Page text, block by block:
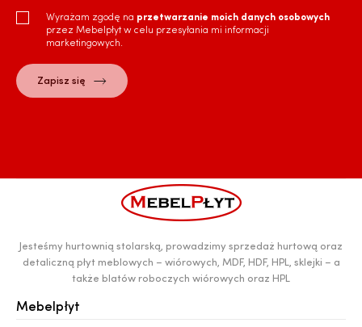
Wyrażam zgodę na przetwarzanie moich danych osobowych
przez Mebelpłyt w celu przesyłania mi informacji
marketingowych.
Jesteśmy hurtownią stolarską, prowadzimy sprzedaż hurtową oraz
detaliczną płyt meblowych – wiórowych, MDF, HDF, HPL, sklejki – a
także blatów roboczych wiórowych oraz HPL
Mebelpłyt